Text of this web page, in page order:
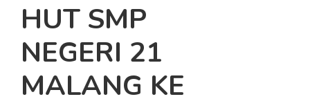
HUT SMP
NEGERI 21
MALANG KE